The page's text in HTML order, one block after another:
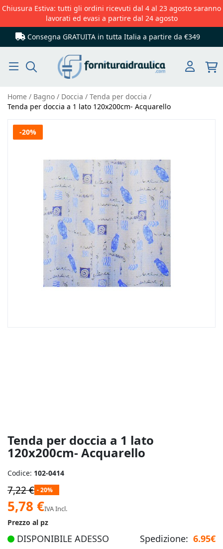
Chiusura Estiva: tutti gli ordini ricevuti dal 4 al 23 agosto saranno
lavorati ed evasi a partire dal 24 agosto
Consegna GRATUITA in tutta Italia a partire da €349
Home Bagno Doccia
Tenda per doccia
Tenda per doccia a 1 lato 120x200cm- Acquarello
Tenda per doccia a 1 lato
120x200cm- Acquarello
Vai
-20%
Codice: 102-0414
7,22 € - 20%
Prezzo
speciale
5,78 €IVA Incl.
Prezzo al pz
DISPONIBILE ADESSO Spedizione: 6.95€